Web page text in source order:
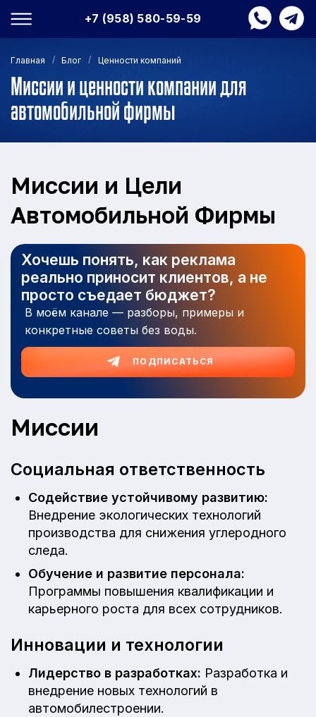
+7 (958) 580-59-59
Главная / Блог / Ценности компаний
Миссии и ценности компании для
автомобильной фирмы
Миссии и Цели
Автомобильной Фирмы
Хочешь понять, как реклама
реально приносит клиентов, а не
просто съедает бюджет?
В моём канале — разборы, примеры и
конкретные советы без воды.
ПОДПИСАТЬСЯ
Миссии
Социальная ответственность
Содействие устойчивому развитию:
Внедрение экологических технологий
производства для снижения углеродного
следа.
Обучение и развитие персонала:
Программы повышения квалификации и
карьерного роста для всех сотрудников.
Инновации и технологии
Лидерство в разработках: Разработка и
внедрение новых технологий в
автомобилестроении.